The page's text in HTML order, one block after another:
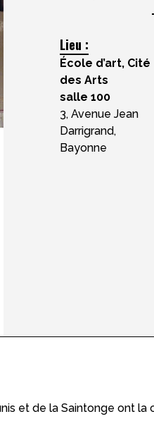
Lieu :
École d’art, Cité
des Arts
salle 100
3, Avenue Jean
Darrigrand,
Bayonne
et de la Saintonge ont la